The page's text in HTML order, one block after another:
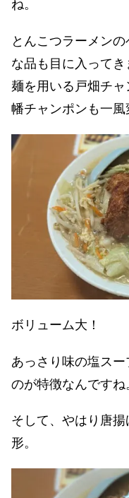
ね。
とんこつラーメン
な品も目に入って
麺を用いる戸畑チ
幡チャンポンも一風
ボリューム大！
あっさり味の塩ス
のが特徴なんですね
そして、やはり唐
形。